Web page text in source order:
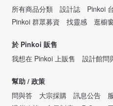
所有商品分類
設計誌 Pinkoi
Pinkoi 群眾募資
找靈感 逛櫥
於 Pinkoi 販售
我想在 Pinkoi 上販售
設計館問
幫助 / 政策
問與答
大宗採購 訊息公告